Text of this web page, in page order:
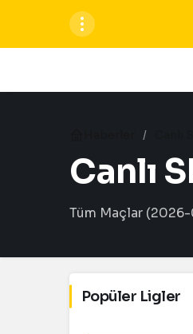
Canlı
Tüm Maçlar
Popüler Ligler